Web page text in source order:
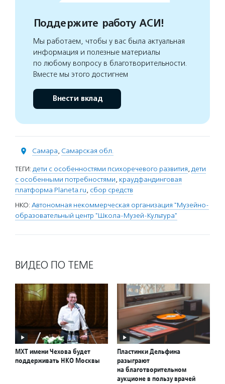
Поддержите работу АСИ!
Мы работаем, чтобы у вас была актуальная
информация и полезные материалы
по любому вопросу в благотворительности.
Вместе мы этого достигнем
Внести вклад
Самара, Самарская обл.
ТЕГИ: дети с особенностями психоречевого развития, дети
с особенными потребностями, краудфандинговая
платформа Planeta.ru, сбор средств
НКО: Автономная некоммерческая организация "Музейно-
образовательный центр "Школа-Музей-Культура"
ВИДЕО ПО ТЕМЕ
МХТ имени Чехова будет
поддерживать НКО Москвы
Пластинки Дельфина
разыграют
на благотворительном
аукционе в пользу врачей